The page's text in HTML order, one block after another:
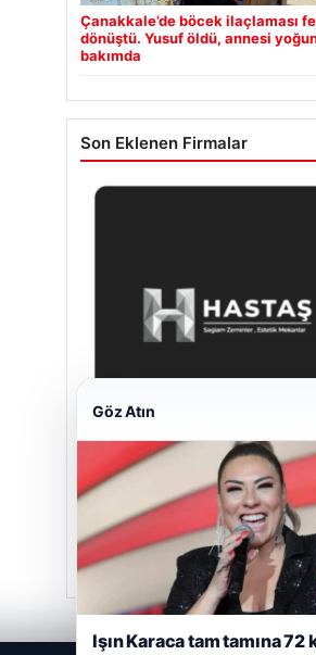
Çanakkale’de böcek ilaçlaması
dönüştü. Yusuf öldü, annesi
bakımda
Son Eklenen Firmalar
Hastaş Beton
Mayıs 26, 2026
Göz Atın
Işın Karaca tam tamına